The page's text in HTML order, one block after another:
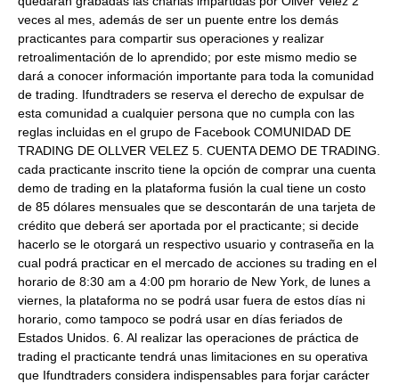
veces al mes, además de ser un puente entre los demás
practicantes para compartir sus operaciones y realizar
retroalimentación de lo aprendido; por este mismo medio se
dará a conocer información importante para toda la comunidad
de trading. Ifundtraders se reserva el derecho de expulsar de
esta comunidad a cualquier persona que no cumpla con las
reglas incluidas en el grupo de Facebook COMUNIDAD DE
TRADING DE OLLVER VELEZ 5. CUENTA DEMO DE TRADING.
cada practicante inscrito tiene la opción de comprar una cuenta
demo de trading en la plataforma fusión la cual tiene un costo
de 85 dólares mensuales que se descontarán de una tarjeta de
crédito que deberá ser aportada por el practicante; si decide
hacerlo se le otorgará un respectivo usuario y contraseña en la
cual podrá practicar en el mercado de acciones su trading en el
horario de 8:30 am a 4:00 pm horario de New York, de lunes a
viernes, la plataforma no se podrá usar fuera de estos días ni
horario, como tampoco se podrá usar en días feriados de
Estados Unidos. 6. Al realizar las operaciones de práctica de
trading el practicante tendrá unas limitaciones en su operativa
que Ifundtraders considera indispensables para forjar carácter